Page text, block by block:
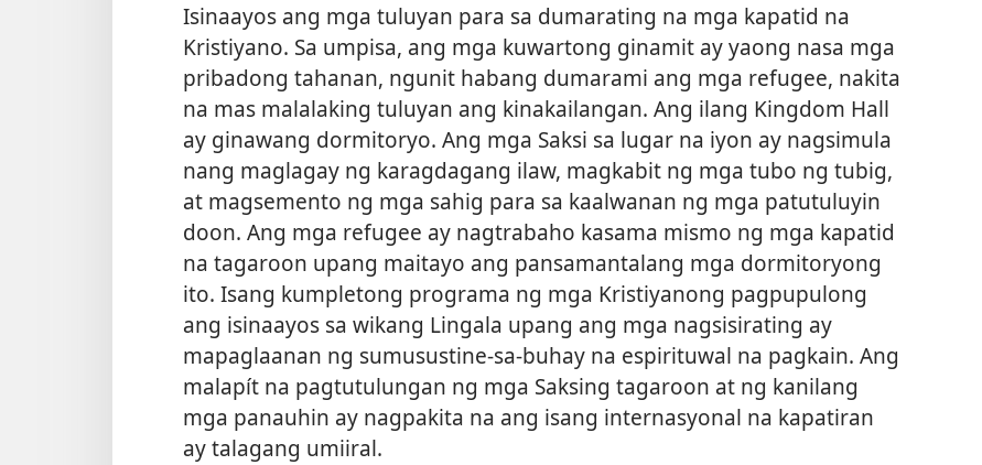
Isinaayos ang mga tuluyan para sa dumarating na mga kapatid na
Kristiyano. Sa umpisa, ang mga kuwartong ginamit ay yaong nasa mga
pribadong tahanan, ngunit habang dumarami ang mga refugee, nakita
na mas malalaking tuluyan ang kinakailangan. Ang ilang Kingdom Hall
ay ginawang dormitoryo. Ang mga Saksi sa lugar na iyon ay nagsimula
nang maglagay ng karagdagang ilaw, magkabit ng mga tubo ng tubig,
at magsemento ng mga sahig para sa kaalwanan ng mga patutuluyin
doon. Ang mga refugee ay nagtrabaho kasama mismo ng mga kapatid
na tagaroon upang maitayo ang pansamantalang mga dormitoryong
ito. Isang kumpletong programa ng mga Kristiyanong pagpupulong
ang isinaayos sa wikang Lingala upang ang mga nagsisirating ay
mapaglaanan ng sumusustine-sa-buhay na espirituwal na pagkain. Ang
malapít na pagtutulungan ng mga Saksing tagaroon at ng kanilang
mga panauhin ay nagpakita na ang isang internasyonal na kapatiran
ay talagang umiiral.